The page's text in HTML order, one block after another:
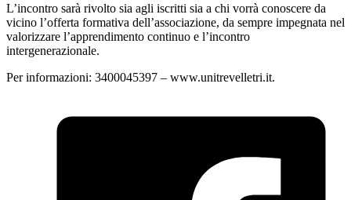
L’incontro sarà rivolto sia agli iscritti sia a chi vorrà conoscere da
vicino l’offerta formativa dell’associazione, da sempre impegnata nel
valorizzare l’apprendimento continuo e l’incontro
intergenerazionale.
Per informazioni: 3400045397 – www.unitrevelletri.it.